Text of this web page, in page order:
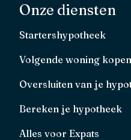
Onze diensten
Startershypotheek
Volgende woning kopen
Oversluiten van je
Bereken je hypotheek
Alles voor Expats